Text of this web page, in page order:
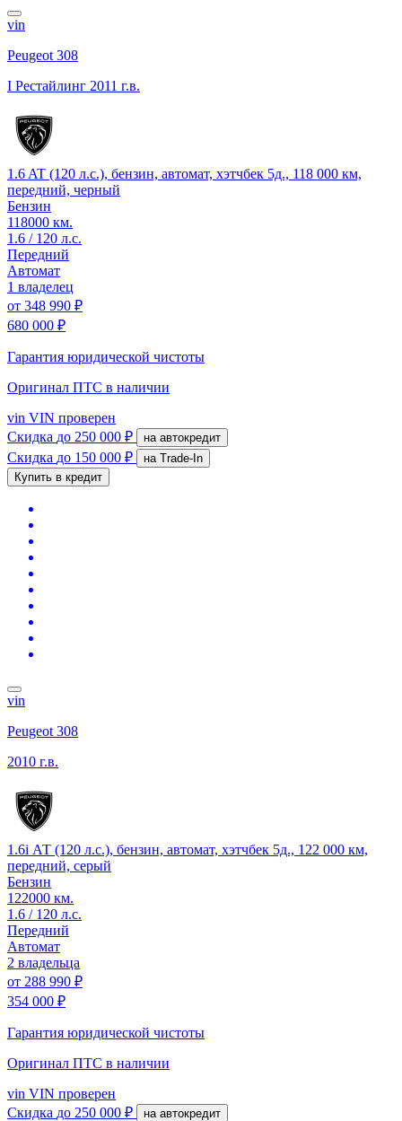
vin
Peugeot 308
I Рестайлинг 2011 г.в.
1.6 AT (120 л.с.), бензин, автомат, хэтчбек 5д., 118 000 км,
передний, черный
Бензин
118000 км.
1.6 / 120 л.с.
Передний
Автомат
1 владелец
от 348 990 ₽
680 000 ₽
Гарантия юридической чистоты
Оригинал ПТС в наличии
vin VIN проверен
Скидка до 250 000 ₽ на автокредит
Скидка до 150 000 ₽
на Trade-In
Купить в кредит
vin
Peugeot 308
2010 г.в.
1.6i АТ (120 л.с.), бензин, автомат, хэтчбек 5д., 122 000 км,
передний, серый
Бензин
122000 км.
1.6 / 120 л.с.
Передний
Автомат
2 владельца
от 288 990 ₽
354 000 ₽
Гарантия юридической чистоты
Оригинал ПТС в наличии
vin VIN проверен
Скидка до 250 000 ₽ на автокредит